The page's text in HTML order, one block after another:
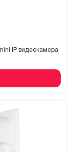
IP видеокамера,